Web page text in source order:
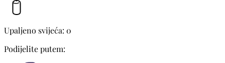
Upaljeno svijeća: 0
Podijelite putem: